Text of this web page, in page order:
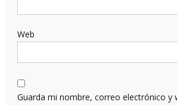
Web
Guarda mi nombre, correo electrónico y